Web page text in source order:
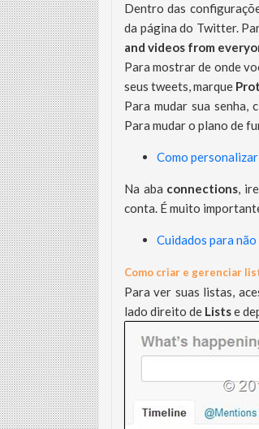
Dentro das
da página do Twitter.
and videos from
Para mostrar de onde
seus tweets, marque
Para mudar sua senha,
Para mudar o plano de
Como
Na aba connections,
conta. É muito
Cuidados para
Como criar e gerenciar
Para ver suas listas,
lado direito de Listse